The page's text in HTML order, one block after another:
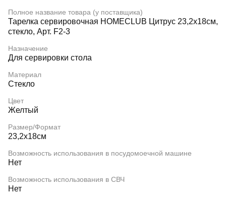
Полное название товара (у поставщика)
Тарелка сервировочная HOMECLUB Цитрус 23,2х18см,
стекло, Арт. F2-3
Назначение
Для сервировки стола
Материал
Стекло
Цвет
Желтый
Размер/Формат
23,2х18см
Возможность использования в посудомоечной машине
Нет
Возможность использования в СВЧ
Нет